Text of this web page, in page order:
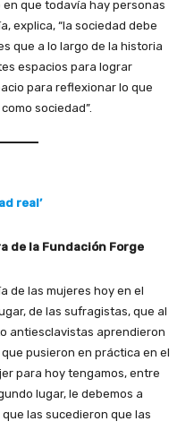
que todavía hay personas
explica, “la sociedad debe
que a lo largo de la historia
espacios para lograr
para reflexionar lo que
sociedad”.
real’
de la Fundación Forge
de las mujeres hoy en el
de las sufragistas, que al
antiesclavistas aprendieron
pusieron en práctica en el
para hoy tengamos, entre
lugar, le debemos a
las sucedieron que las